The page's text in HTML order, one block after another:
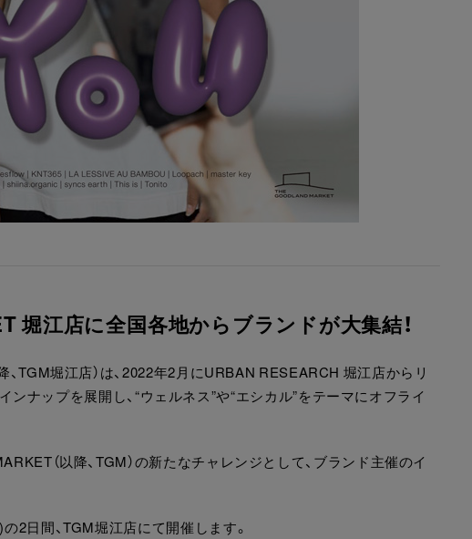
堀江店に全国各地からブランドが大集結！
TGM堀江店）は、2022年2月にURBAN RESEARCH 堀江店からリ
ンナップを展開し、“ウェルネス”や“エシカル”をテーマにオフライ
（以降、TGM）の新たなチャレンジとして、ブランド主催のイ
2日間、TGM堀江店にて開催します。